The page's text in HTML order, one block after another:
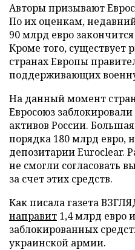
Авторы призывают
По их оценкам,
90 млрд евро
Кроме того, существует
странах Европы
поддерживающих
На данный момент
Евросоюз
активов России.
порядка 180 млрд евро,
депозитарии Euroclear.
не смогли согласовать
за счет этих средств.
Как писала газета
направит 1,4 млрд евро
заблокированных
украинской армии.